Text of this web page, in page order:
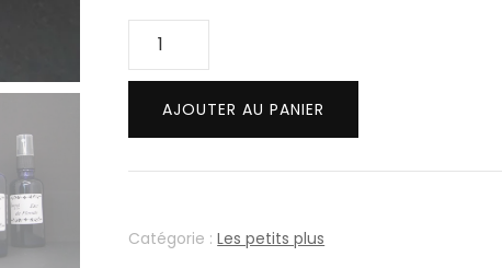
quantité
Eau
Floride
AJOUTER AU PANIER
Catégorie :Les petits plus